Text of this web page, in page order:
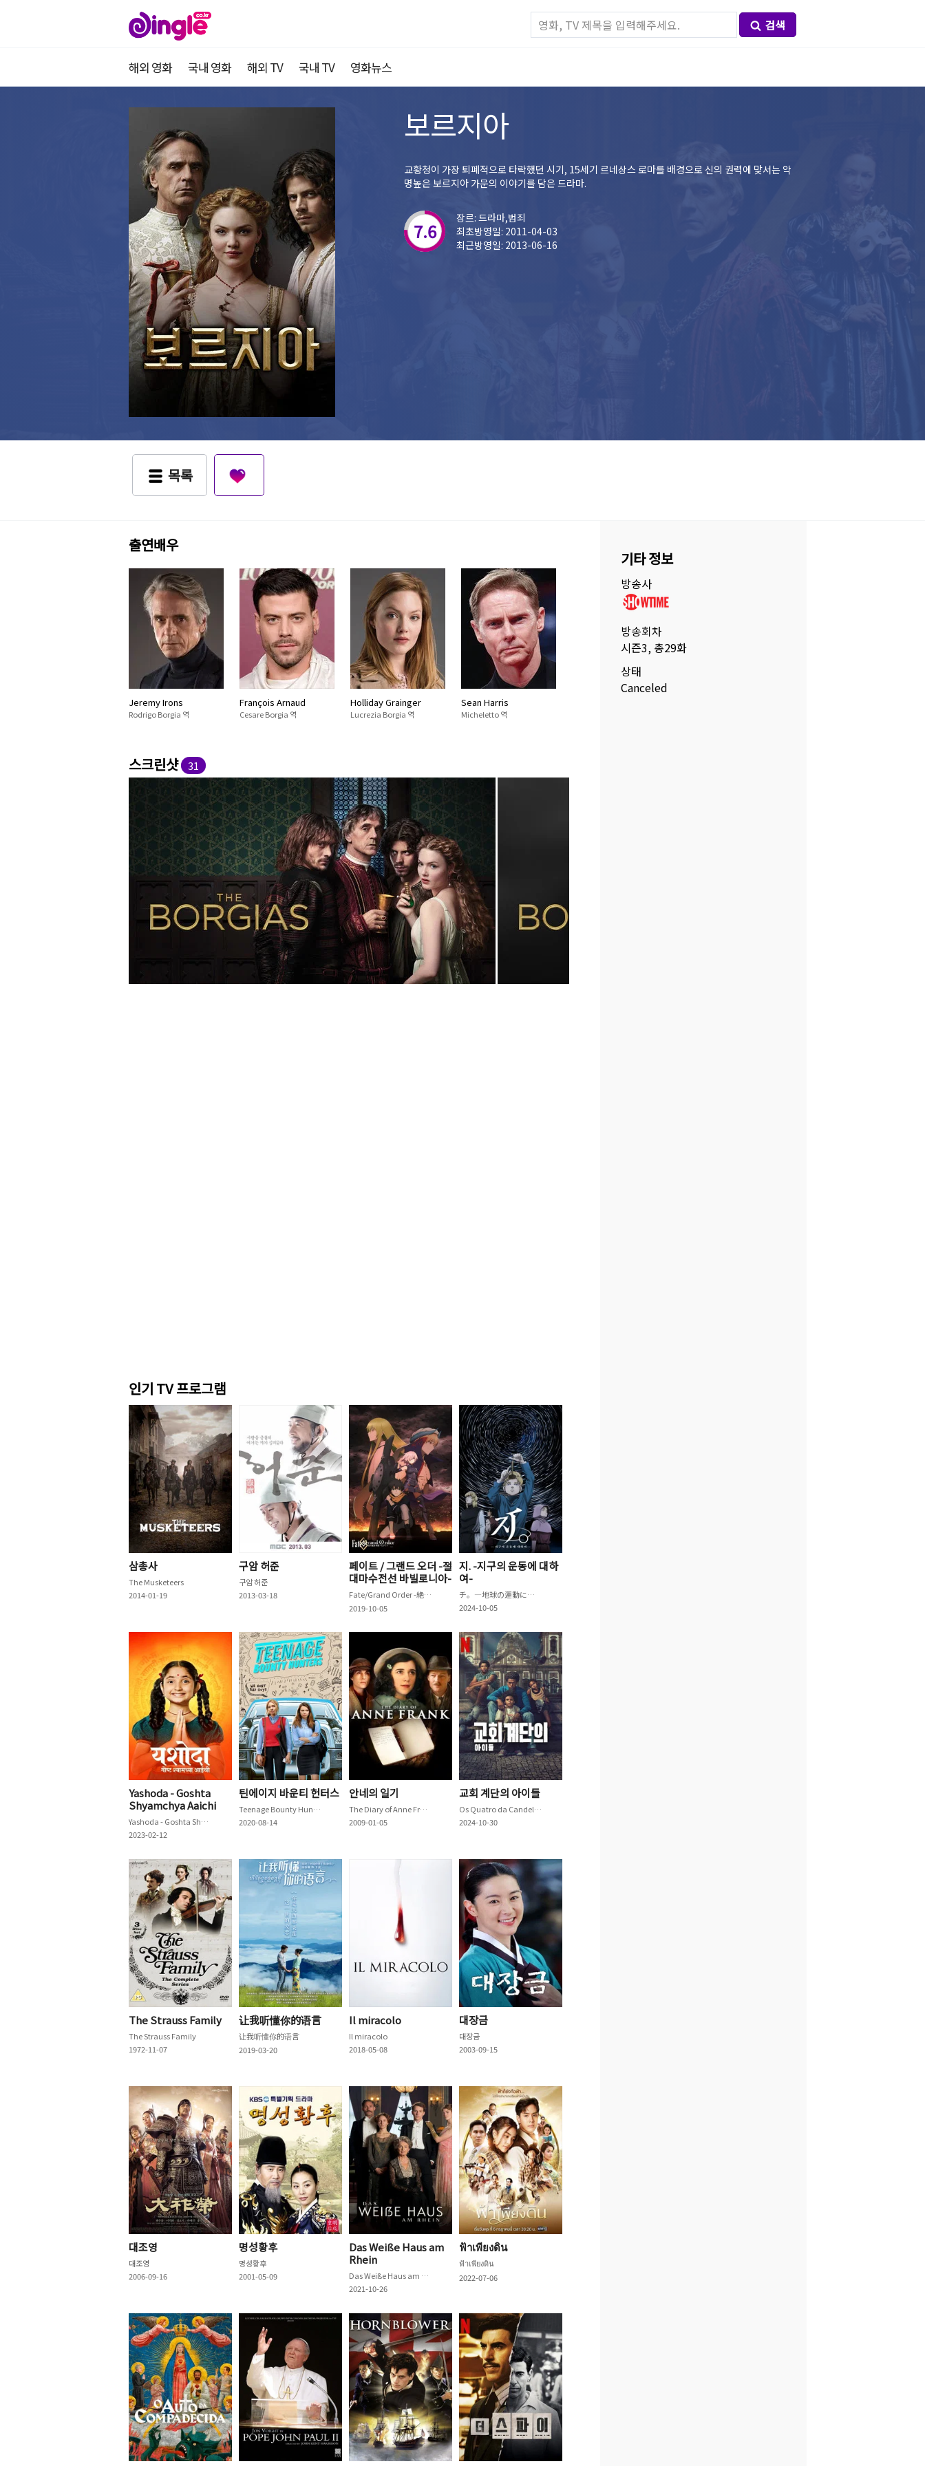
검색
해외 영화 국내 영화 해외 TV 국내 TV 영화뉴스
보르지아
교황청이 가장 퇴폐적으로 타락했던 시기, 15세기 르네상스 로마를 배경으로 신의 권력에 맞서는 악
명높은 보르지아 가문의 이야기를 담은 드라마.
7.6
장르: 드라마,범죄
최초방영일: 2011-04-03
최근방영일: 2013-06-16
목록
출연배우
Jeremy Irons
Rodrigo Borgia 역
François Arnaud
Cesare Borgia 역
Holliday Grainger
Lucrezia Borgia 역
Sean Harris
Micheletto 역
스크린샷 31
인기 TV 프로그램
삼총사
The Musketeers
2014-01-19
구암 허준
구암 허준
2013-03-18
페이트 / 그랜드 오더 -절
대마수전선 바빌로니아-
Fate/Grand Order -絶対魔獣戦線バビロニア-
2019-10-05
지. -지구의 운동에 대하
여-
チ。―地球の運動について―
2024-10-05
Yashoda - Goshta
Shyamchya Aaichi
Yashoda - Goshta Shyamchya Aaichi
2023-02-12
틴에이지 바운티 헌터스
Teenage Bounty Hunters
2020-08-14
안네의 일기
The Diary of Anne Frank
2009-01-05
교회 계단의 아이들
Os Quatro da Candelária
2024-10-30
The Strauss Family
The Strauss Family
1972-11-07
让我听懂你的语言
让我听懂你的语言
2019-03-20
Il miracolo
Il miracolo
2018-05-08
대장금
대장금
2003-09-15
대조영
대조영
2006-09-16
명성황후
명성황후
2001-05-09
Das Weiße Haus am
Rhein
Das Weiße Haus am Rhein
2021-10-26
ฟ้าเพียงดิน
ฟ้าเพียงดิน
2022-07-06
기타 정보
방송사
방송회차
시즌3, 총29화
상태
Canceled